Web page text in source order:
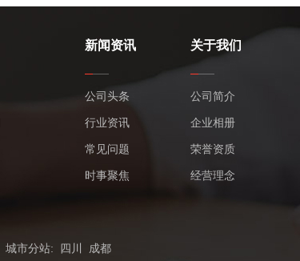
新闻资讯
公司头条
行业资讯
常见问题
时事聚焦
关于我们
公司简介
企业相册
荣誉资质
经营理念
城市分站: 四川 成都